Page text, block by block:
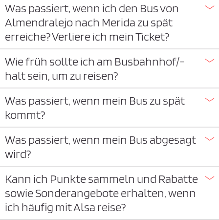
Was passiert, wenn ich den Bus von
Almendralejo nach Merida zu spät
erreiche? Verliere ich mein Ticket?
Wie früh sollte ich am Busbahnhof/-
halt sein, um zu reisen?
Was passiert, wenn mein Bus zu spät
kommt?
Was passiert, wenn mein Bus abgesagt
wird?
Kann ich Punkte sammeln und Rabatte
sowie Sonderangebote erhalten, wenn
ich häufig mit Alsa reise?